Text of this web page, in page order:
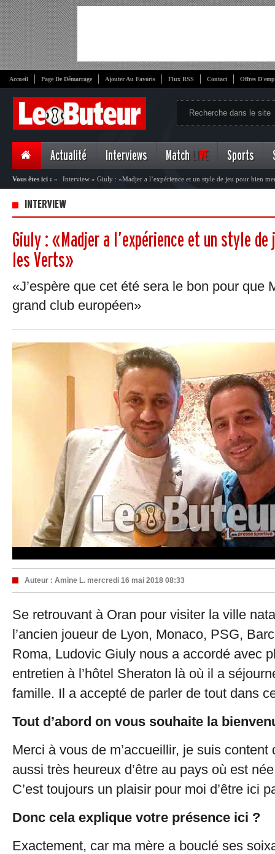
Accueil Page De Démarrage Ajouter Au Favoris Flux RSS Contact Offres
Actualité Interviews Match LIVE Sports
Vous êtes ici : » Interview » Giuly : «Madjer a l’expérience et un style de jeu pour bien
INTERVIEW
Giuly : «Madjer a l’expérience et un style de
les Verts»
«J’espère que cet été sera le bon pour que
grand club européen»
Auteur : Amine L. mercredi 16 mai 2018 08:33
Se retrouvant à Oran pour visiter la ville
l’ancien joueur de Lyon, Monaco, PSG,
Roma, Ludovic Giuly nous a accordé avec
entretien à l’hôtel Sheraton là où il a
famille. Il a accepté de parler de tout dans
Tout d’abord on vous souhaite la
Merci à vous de m’accueillir, je suis content
aussi très heureux d’être au pays où est
C’est toujours un plaisir pour moi d’être ici
Donc cela explique votre présence ici ?
Exactement, car ma mère a bouclé ses